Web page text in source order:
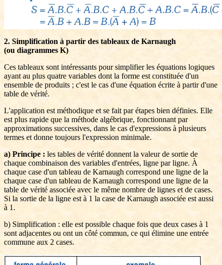
2. Simplification à partir des tableaux de Karnaugh
(ou diagrammes K)
Ces tableaux sont intéressants pour simplifier les équations logiques
ayant au plus quatre variables dont la forme est constituée d'un
ensemble de produits ; c'est le cas d'une équation écrite à partir d'une
table de vérité.
L'application est méthodique et se fait par étapes bien définies. Elle
est plus rapide que la méthode algébrique, fonctionnant par
approximations successives, dans le cas d'expressions à plusieurs
termes et donne toujours l'expression minimale.
a) Principe : les tables de vérité donnent la valeur de sortie de
chaque combinaison des variables d'entrées, ligne par ligne. À
chaque case d'un tableau de Karnaugh correspond une ligne de la
chaque case d'un tableau de Karnaugh correspond une ligne de la
table de vérité associée avec le même nombre de lignes et de cases.
Si la sortie de la ligne est à 1 la case de Karnaugh associée est aussi
à 1.
b) Simplification : elle est possible chaque fois que deux cases à 1
sont adjacentes ou ont un côté commun, ce qui élimine une entrée
commune aux 2 cases.